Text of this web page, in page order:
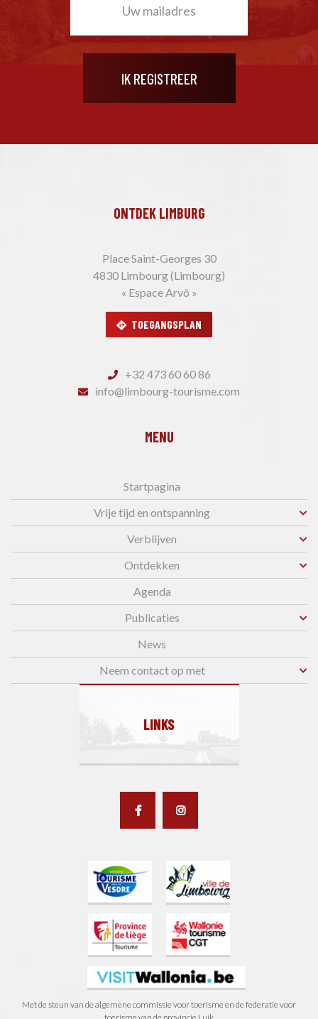
ONTDEK LIMBURG
Place Saint-Georges 30
4830 Limbourg (Limbourg)
« Espace Arvô »
TOEGANGSPLAN
+32 473 60 60 86
info@limbourg-tourisme.com
MENU
Startpagina
Vrije tijd en ontspanning
Verblijven
Ontdekken
Agenda
Publicaties
News
Neem contact op met
LINKS
Met de steun van de algemene commissie voor toerisme en de federatie voor